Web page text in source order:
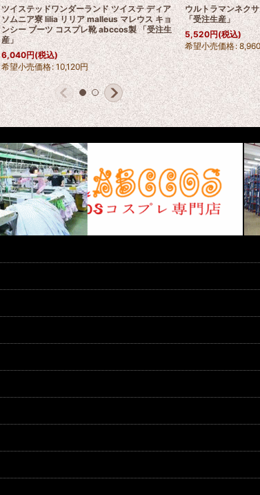
ツイステッドワンダーランド ツイステ ディア
ソムニア寮 lilia リリア malleus マレウス キョ
ンシー ブーツ コスプレ靴 abccos製 「受注生
産」
6,040円(税込)
希望小売価格: 10,120円
ウルトラマンネク
「受注生産」
5,520円(税込)
希望小売価格: 8,960